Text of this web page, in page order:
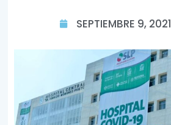
SEPTIEMBRE 9, 2021